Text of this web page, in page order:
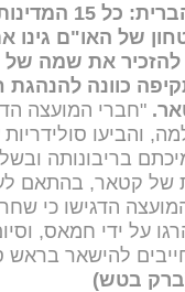
כולל ארצות
של האו"ם גינו
להזכיר את שמה של
כוונה
"חברי המועצה
והביעו
בריבונותה
של קטאר, בהתאם
הדגישו כי
על ידי חמאס,
להישאר בראש
בטש)